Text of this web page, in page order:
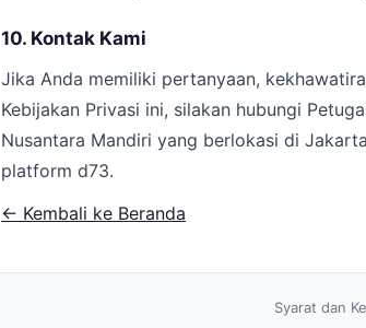
10. Kontak Kami
Jika Anda memiliki pertanyaan,
Kebijakan Privasi ini, silakan hubungi
Nusantara Mandiri yang berlokasi di
platform d73.
← Kembali ke Beranda
Syarat dan